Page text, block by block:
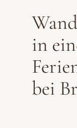
in
bei